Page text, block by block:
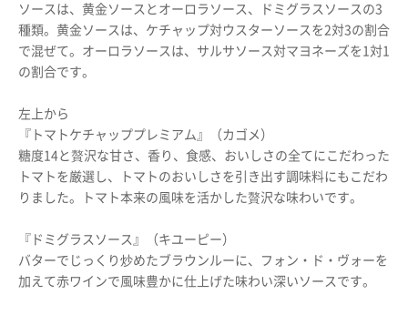
ソースは、黄金ソースとオーロラソース、ドミグラスソースの3
種類。黄金ソースは、ケチャップ対ウスターソースを2対3の割合
で混ぜて。オーロラソースは、サルサソース対マヨネーズを1対1
の割合です。
左上から
『トマトケチャッププレミアム』（カゴメ）
糖度14と贅沢な甘さ、香り、食感、おいしさの全てにこだわった
トマトを厳選し、トマトのおいしさを引き出す調味料にもこだわ
りました。トマト本来の風味を活かした贅沢な味わいです。
『ドミグラスソース』（キユーピー）
バターでじっくり炒めたブラウンルーに、フォン・ド・ヴォーを
加えて赤ワインで風味豊かに仕上げた味わい深いソースです。